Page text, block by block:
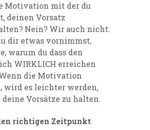
Motivation mit der du
deinen Vorsatz
Nein? Wir auch nicht.
dir etwas vornimmst,
warum du dass den
WIRKLICH erreichen
die Motivation
wird es leichter werden,
Vorsätze zu halten.
richtigen Zeitpunkt